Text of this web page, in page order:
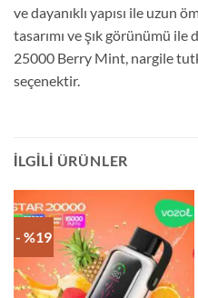
ve dayanıklı yapısı ile uzun
tasarımı ve şık görünümü
25000 Berry Mint, nargile
seçenektir.
İLGILI ÜRÜNLER
- %19